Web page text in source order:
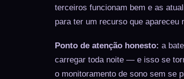
terceiros funcionam bem e as
para ter um recurso que apareceu
Ponto de atenção honesto: a
carregar toda noite — e isso se
o monitoramento de sono sem se